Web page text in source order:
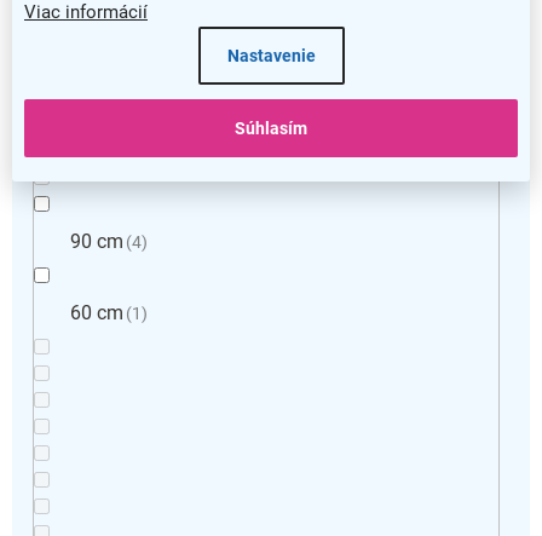
Viac informácií
Nastavenie
Súhlasím
90 cm 4
60 cm 1